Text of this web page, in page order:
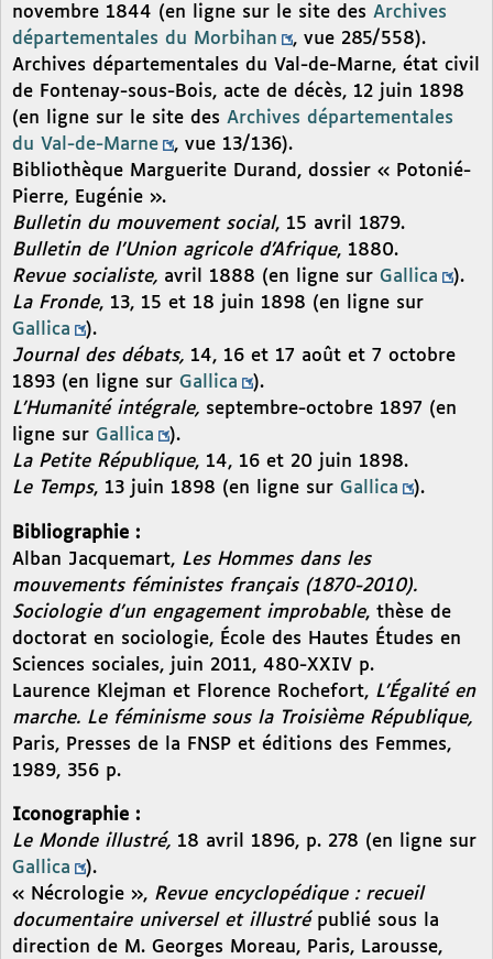
novembre 1844 (en ligne sur le site des Archives
départementales du Morbihan
, vue 285/558).
Archives départementales du Val-de-Marne, état civil
de Fontenay-sous-Bois, acte de décès, 12 juin 1898
(en ligne sur le site des Archives départementales
du Val-de-Marne
, vue 13/136).
Bibliothèque Marguerite Durand, dossier « Potonié-
Pierre, Eugénie ».
Bulletin du mouvement social, 15 avril 1879.
Bulletin de l’Union agricole d’Afrique, 1880.
Revue socialiste, avril 1888 (en ligne sur Gallica
).
La Fronde, 13, 15 et 18 juin 1898 (en ligne sur
Gallica
).
Journal des débats, 14, 16 et 17 août et 7 octobre
1893 (en ligne sur Gallica
).
L’Humanité intégrale, septembre-octobre 1897 (en
ligne sur Gallica
).
La Petite République, 14, 16 et 20 juin 1898.
Le Temps, 13 juin 1898 (en ligne sur Gallica ).
Bibliographie :
Alban Jacquemart, Les Hommes dans les
mouvements féministes français (1870-2010).
Sociologie d’un engagement improbable, thèse de
doctorat en sociologie, École des Hautes Études en
Sciences sociales, juin 2011, 480-XXIV p.
Laurence Klejman et Florence Rochefort, L’Égalité en
marche. Le féminisme sous la Troisième République,
Paris, Presses de la FNSP et éditions des Femmes,
1989, 356 p.
Iconographie :
Le Monde illustré, 18 avril 1896, p. 278 (en ligne sur
Gallica
).
« Nécrologie », Revue encyclopédique : recueil
documentaire universel et illustrépublié sous la
direction de M. Georges Moreau, Paris, Larousse,